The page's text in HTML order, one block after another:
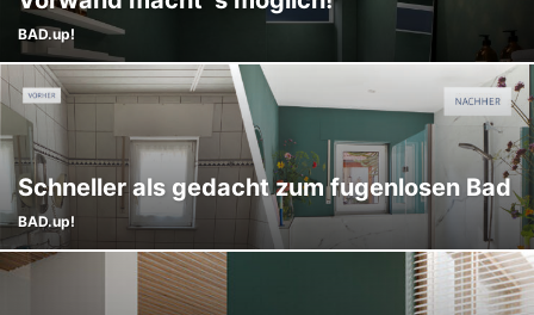
BAD.up!
Schneller als gedacht zum fugenlosen Bad
BAD.up!